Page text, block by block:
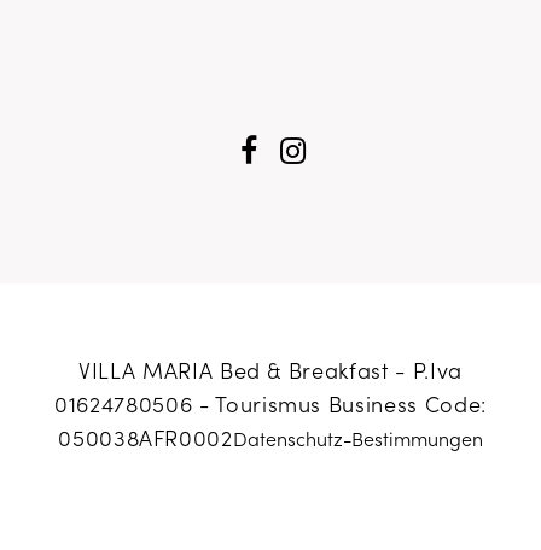
VILLA MARIA Bed & Breakfast - P.Iva
01624780506 -Tourismus Business Code:
050038AFR0002Datenschutz-Bestimmungen